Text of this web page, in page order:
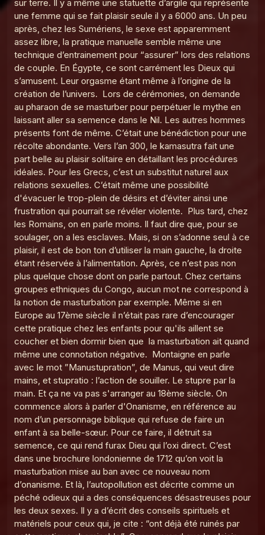
17
Le Point G! 2 L'ergophilie
Le Poing G
18
Le Point G! L'alliumphilie
Le Poing G
19
Le Point G! 2 L'aulophilie
Le Poing G
20
Le Point G! 2 Fantasmer c'est tromper ?
Le Poing G
Le Point G! 2 Parler de ses fantasmes
Le Poing G